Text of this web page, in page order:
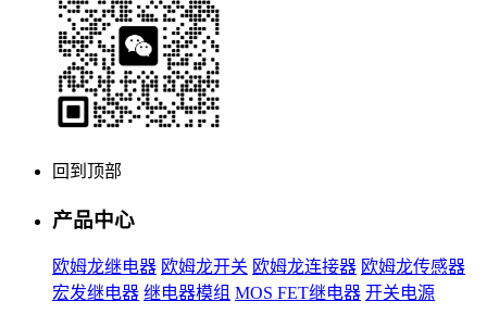
回到顶部
产品中心
欧姆龙继电器 欧姆龙开关 欧姆龙连接器 欧姆龙传感器
宏发继电器 继电器模组 MOS FET继电器 开关电源